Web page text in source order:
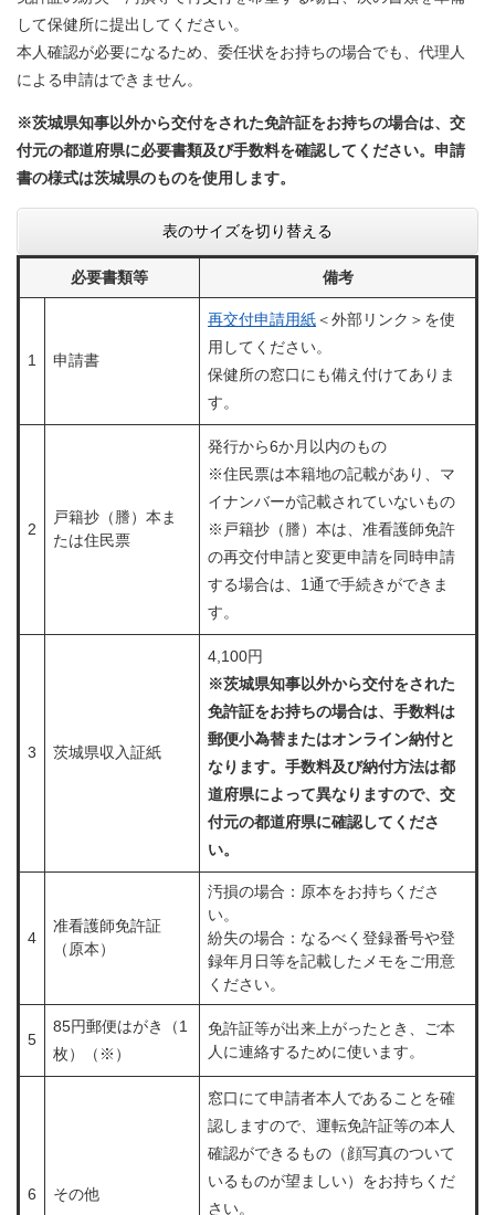
して保健所に提出してください。
本人確認が必要になるため、委任状をお持ちの場合でも、代理人
による申請はできません。
※茨城県知事以外から交付をされた免許証をお持ちの場合は、交
付元の都道府県に必要書類及び手数料を確認してください。申請
書の様式は茨城県のものを使用します。
表のサイズを切り替える
必要書類等 備考
1 申請書
再交付申請用紙＜外部リンク＞ を使
用してください。
保健所の窓口にも備え付けてありま
す。
2
戸籍抄（謄）本​ま
たは住民票
発行から6か月以内のもの
※住民票は本籍地の記載があり、マ
イナンバーが記載されていないもの
※戸籍抄（謄）本は、准看護師免許
の再交付申請と変更申請を同時申請
する場合は、1通で手続きができま
す。
3 茨城県収入証紙
4,100円
※茨城県知事以外から交付をされた
免許証をお持ちの場合は、 手数料は
郵便小為替またはオンライン納付と
なります。手数料及び納付方法は都
道府県によって異なりますので、​交
付元の都道府県に確認してくださ
い。
4
准看護師免許証
（原本）
汚損の場合：原本をお持ちくださ
い。
紛失の場合：なるべく登録番号や登
録年月日等を記載したメモをご用意
ください。
5
85円郵便はがき（1
枚）（※）
免許証等が出来上がったとき、ご本
人に連絡するために使います。
6 その他
窓口にて申請者本人であることを確
認しますので、運転免許証等の本人
確認ができるもの（顔写真のついて
いるものが望ましい）をお持ちくだ
さい。